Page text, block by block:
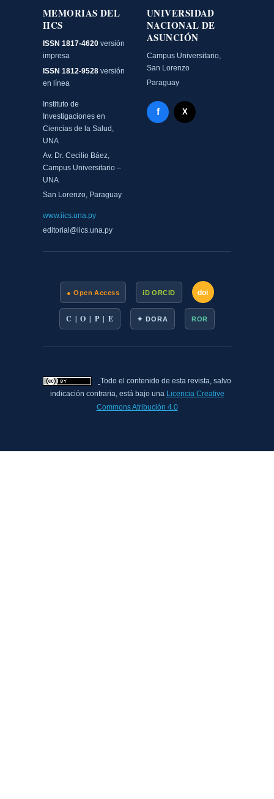
MEMORIAS DEL
IICS
ISSN 1817-4620 versión
impresa
ISSN 1812-9528 versión
en línea
Instituto de
Investigaciones en
Ciencias de la Salud,
UNA
Av. Dr. Cecilio Báez,
Campus Universitario –
UNA
San Lorenzo, Paraguay
www.iics.una.py
editorial@iics.una.py
UNIVERSIDAD
NACIONAL DE
ASUNCIÓN
Campus Universitario,
San Lorenzo
Paraguay
Facebook - Memorias del
f X Twitter - MIICS UNA
X
● Open Access iD ORCID doi
C | O | P | E ✦ DORA ROR
Todo el contenido de esta revista, salvo
indicación contraria, está bajo una Licencia Creative
Commons Atribución 4.0